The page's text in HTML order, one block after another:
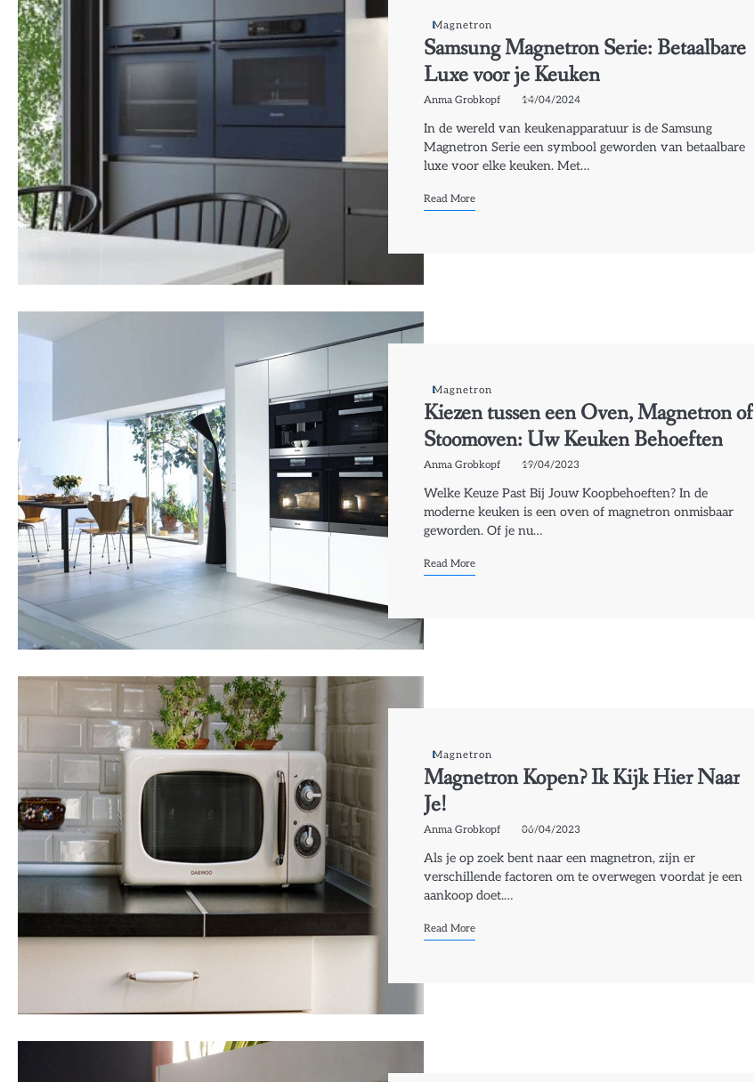
Magnetron
Samsung Magnetron Serie: Betaalbare
Luxe voor je Keuken
Anma Grobkopf 14/04/2024
In de wereld van keukenapparatuur is de Samsung
Magnetron Serie een symbool geworden van betaalbare
luxe voor elke keuken. Met…
Read More
Magnetron
Kiezen tussen een Oven, Magnetron of
Stoomoven: Uw Keuken Behoeften
Anma Grobkopf 19/04/2023
Welke Keuze Past Bij Jouw Koopbehoeften? In de
moderne keuken is een oven of magnetron onmisbaar
geworden. Of je nu…
Read More
Magnetron
Magnetron Kopen? Ik Kijk Hier Naar
Je!
Anma Grobkopf 06/04/2023
Als je op zoek bent naar een magnetron, zijn er
verschillende factoren om te overwegen voordat je een
aankoop doet.…
Read More